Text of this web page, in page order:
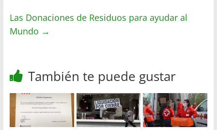
p
k
i
Las Donaciones de Residuos para ayudar al
Mundo →
También te puede gustar